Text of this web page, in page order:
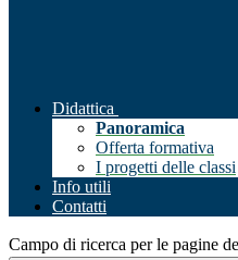
Didattica
Panoramica
Offerta formativa
I progetti delle classi
Info utili
Contatti
Campo di ricerca per le pagine